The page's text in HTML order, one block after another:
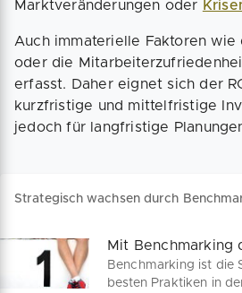
Marktveränderungen oder
Auch immaterielle Faktoren wie
oder die
erfasst. Daher eignet sich der
kurzfristige und mittelfristige
jedoch für langfristige
Strategisch wachsen durch
Benchmarking ist die
besten Praktiken in